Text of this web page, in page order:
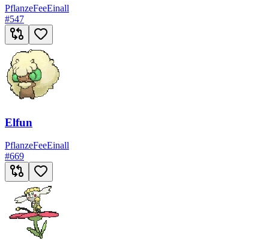
PflanzeFeeEinall
#547
Elfun
PflanzeFeeEinall
#669